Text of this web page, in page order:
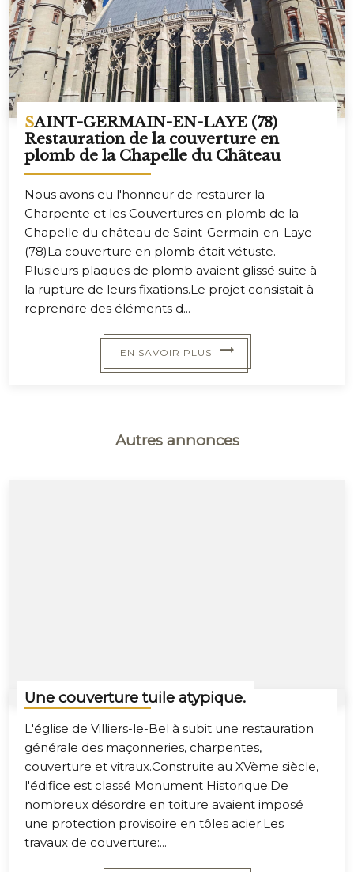
SAINT-GERMAIN-EN-LAYE (78)
Restauration de la couverture en
plomb de la Chapelle du Château
Nous avons eu l'honneur de restaurer la
Charpente et les Couvertures en plomb de la
Chapelle du château de Saint-Germain-en-Laye
(78)La couverture en plomb était vétuste.
Plusieurs plaques de plomb avaient glissé suite à
la rupture de leurs fixations.Le projet consistait à
reprendre des éléments d...
EN SAVOIR PLUS
Autres annonces
Une couverture tuile atypique.
L'église de Villiers-le-Bel à subit une restauration
générale des maçonneries, charpentes,
couverture et vitraux.Construite au XVème siècle,
l'édifice est classé Monument Historique.De
nombreux désordre en toiture avaient imposé
une protection provisoire en tôles acier.Les
travaux de couverture:...